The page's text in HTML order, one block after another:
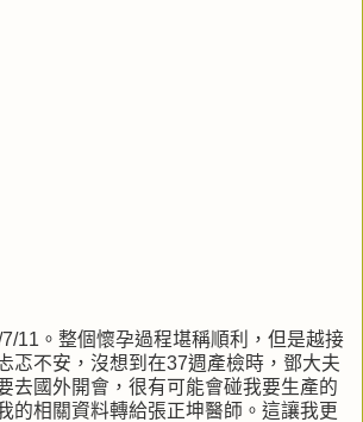
11。整個懷孕過程堪稱順利，但是越接
忑不安，沒想到在37週產檢時，鄧大夫
去國外開會，很有可能會碰我要生產的
的相關資料轉給張正坤醫師。這讓我更